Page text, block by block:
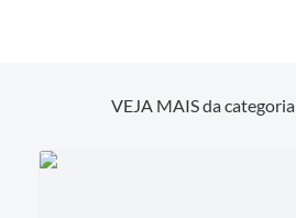
VEJA MAIS da categoria